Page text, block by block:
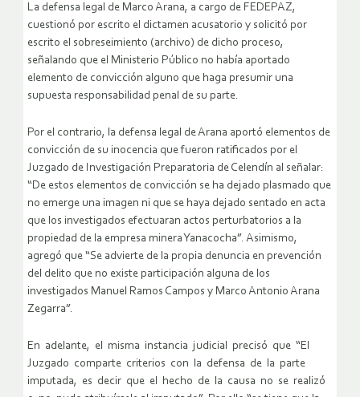
La defensa legal de Marco Arana, a cargo de FEDEPAZ,
cuestionó por escrito el dictamen acusatorio y solicitó por
escrito el sobreseimiento (archivo) de dicho proceso,
señalando que el Ministerio Público no había aportado
elemento de convicción alguno que haga presumir una
supuesta responsabilidad penal de su parte.
Por el contrario, la defensa legal de Arana aportó elementos de
convicción de su inocencia que fueron ratificados por el
Juzgado de Investigación Preparatoria de Celendín al señalar:
“De estos elementos de convicción se ha dejado plasmado que
no emerge una imagen ni que se haya dejado sentado en acta
que los investigados efectuaran actos perturbatorios a la
propiedad de la empresa minera Yanacocha”. Asimismo,
agregó que “Se advierte de la propia denuncia en prevención
del delito que no existe participación alguna de los
investigados Manuel Ramos Campos y Marco Antonio Arana
Zegarra”.
En adelante, el misma instancia judicial precisó que “El
Juzgado comparte criterios con la defensa de la parte
imputada, es decir que el hecho de la causa no se realizó